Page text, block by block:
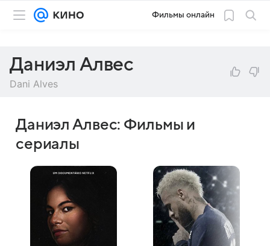
Фильмы онлайн
Даниэл Алвес
Dani Alves
Даниэл Алвес: Фильмы и
сериалы